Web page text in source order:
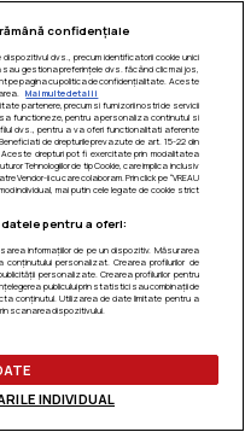
confidențiale
dvs., precum identificatorii cookie unici
gestiona preferințele dvs. făcând clic mai jos,
pe pagina cu politica de confidențialitate. Aceste
Mai multe detalii
partenere, precum si furnizorii nostri de servicii
functioneze, pentru a personaliza continutul si
dvs., pentru a va oferi functionalitati aferente
de drepturile prevazute de art. 15-22 din
drepturi pot fi exercitate prin modalitatea
Tehnologiilor de tip Cookie, care implica inclusiv
ii cu care colaboram. Prin click pe “VREAU
mod individual, mai putin cele legate de cookie strict
pentru a oferi:
informațiilor de pe un dispozitiv. Măsurarea
conținutului personalizat. Crearea profilurilor de
personalizate. Crearea profilurilor pentru
publicului prin statistici sau combinații de
conținutul. Utilizarea de date limitate pentru a
scanarea dispozitivului.
INDIVIDUAL